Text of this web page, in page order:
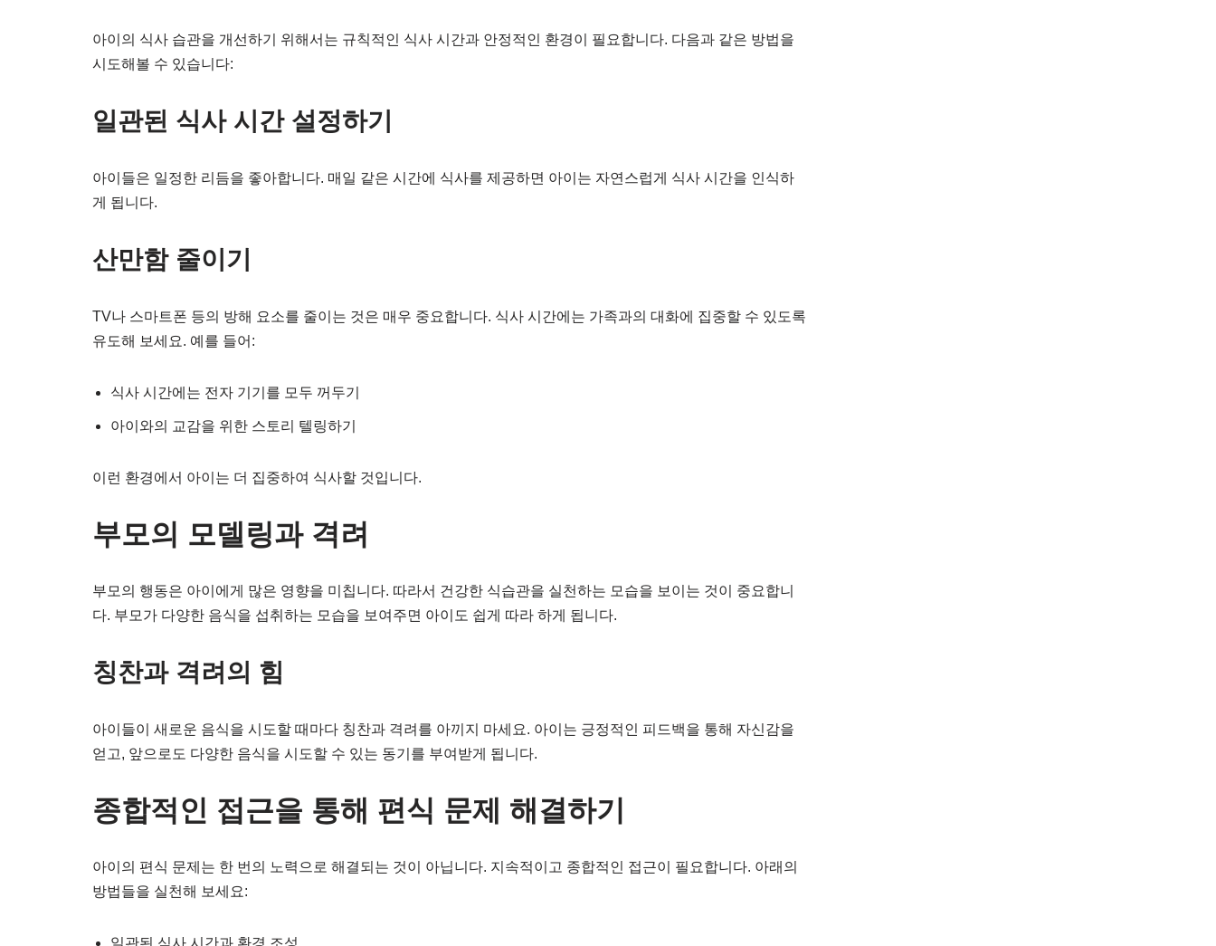
아이의 식사 습관을 개선하기 위해서는 규칙적인 식사 시간과 안정적인 환경이 필요합니다. 다음과 같은 방법을
시도해볼 수 있습니다:
일관된 식사 시간 설정하기
아이들은 일정한 리듬을 좋아합니다. 매일 같은 시간에 식사를 제공하면 아이는 자연스럽게 식사 시간을 인식하
게 됩니다.
산만함 줄이기
TV나 스마트폰 등의 방해 요소를 줄이는 것은 매우 중요합니다. 식사 시간에는 가족과의 대화에 집중할 수 있도록
유도해 보세요. 예를 들어:
식사 시간에는 전자 기기를 모두 꺼두기
아이와의 교감을 위한 스토리 텔링하기
이런 환경에서 아이는 더 집중하여 식사할 것입니다.
부모의 모델링과 격려
부모의 행동은 아이에게 많은 영향을 미칩니다. 따라서 건강한 식습관을 실천하는 모습을 보이는 것이 중요합니
다. 부모가 다양한 음식을 섭취하는 모습을 보여주면 아이도 쉽게 따라 하게 됩니다.
칭찬과 격려의 힘
아이들이 새로운 음식을 시도할 때마다 칭찬과 격려를 아끼지 마세요. 아이는 긍정적인 피드백을 통해 자신감을
얻고, 앞으로도 다양한 음식을 시도할 수 있는 동기를 부여받게 됩니다.
종합적인 접근을 통해 편식 문제 해결하기
아이의 편식 문제는 한 번의 노력으로 해결되는 것이 아닙니다. 지속적이고 종합적인 접근이 필요합니다. 아래의
방법들을 실천해 보세요:
일관된 식사 시간과 환경 조성